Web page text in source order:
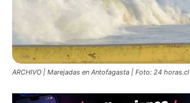
ARCHIVO | Marejadas en Antofagasta | Foto: 24 horas.cl